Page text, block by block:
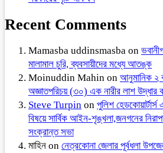
Recent Comments
Mamasba uddinsmasba on
মালামাল চুরি, ব্যবসায়ীদের মধ্যে আতঙ্ক
Moinuddin Mahin on আনুমানিক ২
অজ্ঞাতপরিচয় (৩০) এক নারীর লাশ উদ্ধার
Steve Turpin on পুলিশ
বিষয়ে সার্বিক আইন-শৃঙ্খলা,জনগনের
সংক্রান্ত সভা
মাহিন on নেত্রকোনা জেলার পূর্বধলা